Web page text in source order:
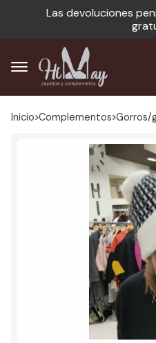
Las devoluciones
Inicio complementos